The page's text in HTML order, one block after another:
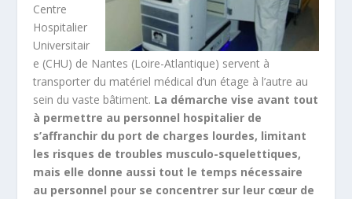
Centre
Hospitalier
Universitair
e (CHU) de Nantes (Loire-Atlantique) servent à
transporter du matériel médical d’un étage à l’autre au
sein du vaste bâtiment. La démarche vise avant tout
à permettre au personnel hospitalier de
s’affranchir du port de charges lourdes, limitant
les risques de troubles musculo-squelettiques,
mais elle donne aussi tout le temps nécessaire
au personnel pour se concentrer sur leur cœur de